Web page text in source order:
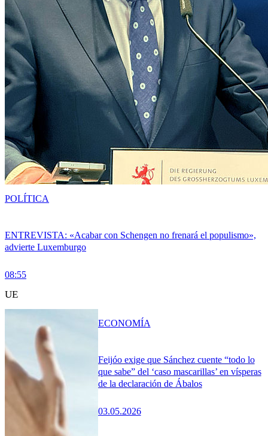
ENTREVISTA: «Acabar con Schengen no frenará el populismo»,
advierte Luxemburgo
08:55
POLÍTICA
UE
Feijóo exige que Sánchez cuente “todo lo
que sabe” del ‘caso mascarillas’ en vísperas
de la declaración de Ábalos
03.05.2026
ECONOMÍA